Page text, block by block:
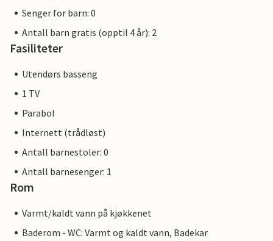
Senger for barn: 0
Antall barn gratis (opptil 4 år): 2
Fasiliteter
Utendørs basseng
1 TV
Parabol
Internett (trådløst)
Antall barnestoler: 0
Antall barnesenger: 1
Rom
Varmt/kaldt vann på kjøkkenet
Baderom - WC: Varmt og kaldt vann, Badekar